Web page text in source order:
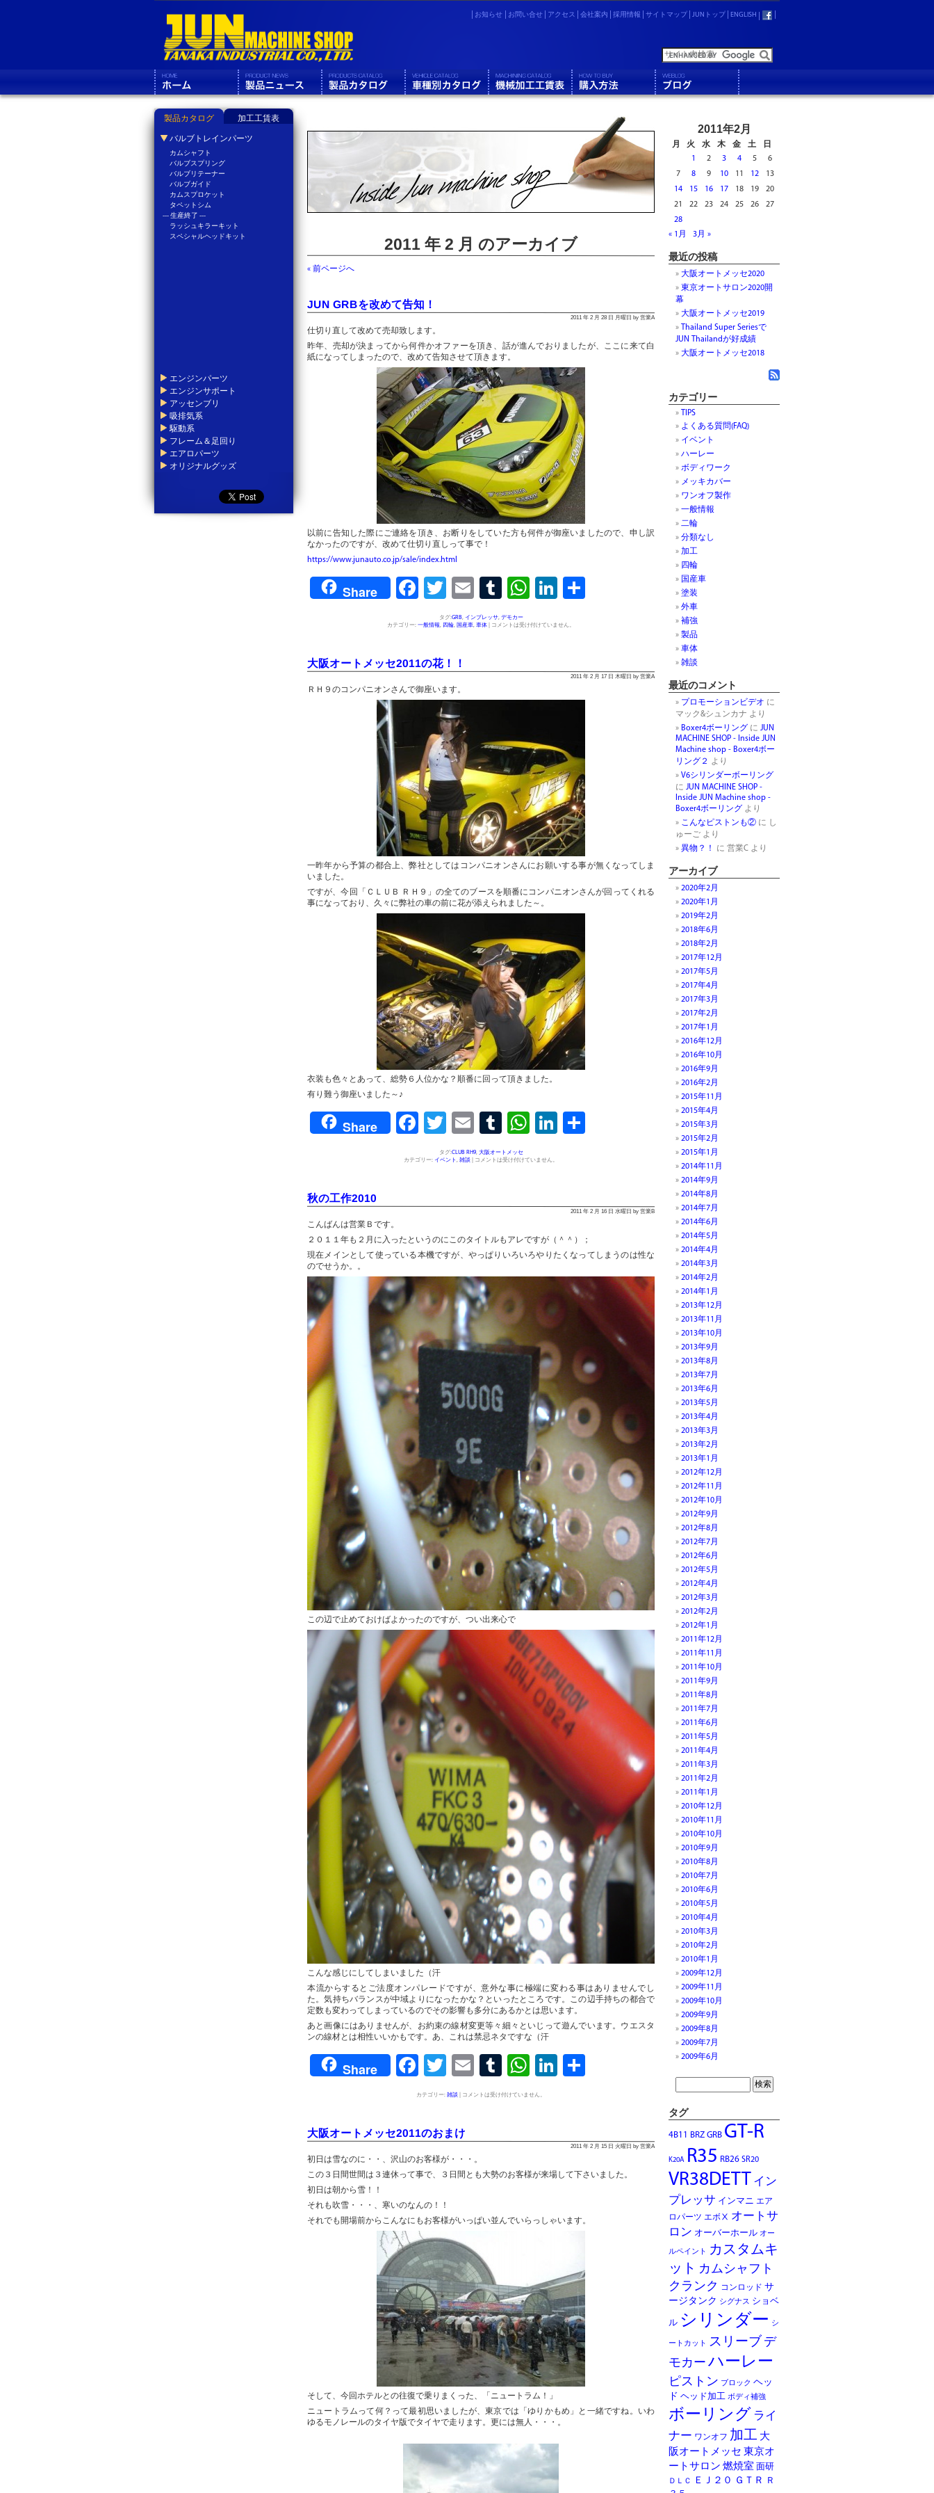
お知らせ お問い合せ アクセス 会社案内 採用情報 サイトマップ JUNトップ ENGLISH
2011 年 2 月 のアーカイブ
« 前ページへ
JUN GRBを改めて告知！
2011 年 2 月 28 日 月曜日 by 営業A
仕切り直して改めて売却致します。
昨年、売却が決まってから何件かオファーを頂き、話が進んでおりましたが、ここに来て白
紙になってしまったので、改めて告知させて頂きます。
以前に告知した際にご連絡を頂き、お断りをしていた方も何件が御座いましたので、申し訳
なかったのですが、改めて仕切り直しって事で！
https://www.junauto.co.jp/sale/index.html
Share Facebook
Twitter
EmailTumblrWhatsApp
LinkedIn
タグ:GRB, インプレッサ, デモカー
カテゴリー: 一般情報, 四輪, 国産車, 車体 コメントは受け付けていません。
大阪オートメッセ2011の花！！
2011 年 2 月 17 日 木曜日 by 営業A
ＲＨ９のコンパニオンさんで御座います。
一昨年から予算の都合上、弊社としてはコンパニオンさんにお願いする事が無くなってしま
いました。
ですが、今回「ＣＬＵＢ ＲＨ９」の全てのブースを順番にコンパニオンさんが回ってくれる
事になっており、久々に弊社の車の前に花が添えられました～。
衣装も色々とあって、総勢６人位かな？順番に回って頂きました。
有り難う御座いました～♪
Share Facebook
Twitter
EmailTumblrWhatsApp
LinkedIn
タグ:CLUB RH9, 大阪オートメッセ
カテゴリー: イベント , 雑談 コメントは受け付けていません。
秋の工作2010
2011 年 2 月 16 日 水曜日 by 営業B
こんばんは営業Ｂです。
２０１１年も２月に入ったというのにこのタイトルもアレですが（＾＾）；
現在メインとして使っている本機ですが、やっぱりいろいろやりたくなってしまうのは性な
のでせうか。。
この辺で止めておけばよかったのですが、つい出来心で
こんな感じにしてしまいました（汗
本流からするとご法度オンパレードですが、意外な事に極端に変わる事はありませんでし
た。気持ちバランスが中域よりになったかな？といったところです。この辺手持ちの都合で
定数も変わってしまっているのでその影響も多分にあるかとは思います。
あと画像にはありませんが、お約束の線材変更等々細々といじって遊んでいます。ウエスタ
ンの線材とは相性いいかもです。あ、これは禁忌ネタですな（汗
Share Facebook
Twitter
EmailTumblrWhatsApp
LinkedIn
カテゴリー: 雑談 コメントは受け付けていません。
大阪オートメッセ2011のおまけ
2011 年 2 月 15 日 火曜日 by 営業A
初日は雪なのに・・、沢山のお客様が・・・。
この３日間世間は３連休って事で、３日間とも大勢のお客様が来場して下さいました。
初日は朝から雪！！
それも吹雪・・・、寒いのなんの！！
それでも開場前からこんなにもお客様がいっぱい並んでいらっしゃいます。
そして、今回ホテルとの往復で乗りまくった、「ニュートラム！」
ニュートラムって何？って最初思いましたが、東京では「ゆりかもめ」と一緒ですね。いわ
ゆるモノレールのタイヤ版でタイヤで走ります。更には無人・・・。
2011年2月
月 火 水 木 金 土
日
1
2 3 4 5
6
7
8 9 10 11 12
13
14
15 16 17 18 19
20
21
22 23 24 25 26
27
28
« 1月
3月 »
最近の投稿
大阪オートメッセ2020
東京オートサロン2020開
幕
大阪オートメッセ2019
Thailand Super Seriesで
JUN Thailandが好成績
大阪オートメッセ2018
カテゴリー
TIPS
よくある質問(FAQ)
イベント
ハーレー
ボディワーク
メッキカバー
ワンオフ製作
一般情報
二輪
分類なし
加工
四輪
国産車
塗装
外車
補強
製品
車体
雑談
最近のコメント
プロモーションビデオ に
マック&シュンカナ より
Boxer4ボーリング に JUN
MACHINE SHOP - Inside JUN
Machine shop - Boxer4ボー
リング２ より
V6シリンダーボーリング
に JUN MACHINE SHOP -
Inside JUN Machine shop -
Boxer4ボーリング より
こんなピストンも② に し
ゅーご より
異物？！
に 営業C より
アーカイブ
2020年2月
2020年1月
2019年2月
2018年6月
2018年2月
2017年12月
2017年5月
2017年4月
2017年3月
2017年2月
2017年1月
2016年12月
2016年10月
2016年9月
2016年2月
2015年11月
2015年4月
2015年3月
2015年2月
2015年1月
2014年11月
2014年9月
2014年8月
2014年7月
2014年6月
2014年5月
2014年4月
2014年3月
2014年2月
2014年1月
2013年12月
2013年11月
2013年10月
2013年9月
2013年8月
2013年7月
2013年6月
2013年5月
2013年4月
2013年3月
2013年2月
2013年1月
2012年12月
2012年11月
2012年10月
2012年9月
2012年8月
2012年7月
2012年6月
2012年5月
2012年4月
2012年3月
2012年2月
2012年1月
2011年12月
2011年11月
2011年10月
2011年9月
2011年8月
2011年7月
2011年6月
2011年5月
2011年4月
2011年3月
2011年2月
2011年1月
2010年12月
2010年11月
2010年10月
2010年9月
2010年8月
2010年7月
2010年6月
2010年5月
2010年4月
2010年3月
2010年2月
2010年1月
2009年12月
2009年11月
2009年10月
2009年9月
2009年8月
2009年7月
2009年6月
タグ
4B11 BRZ GRB GT-R
K20A R35 RB26 SR20
VR38DETT イン
プレッサ インマニ エア
ロパーツ エボⅩ オートサ
ロン オーバーホール オー
ルペイント
カスタムキ
ット カムシャフト
クランク コンロッド サ
ージタンク シグナス ショベ
ル シリンダー シ
ートカット スリーブ デ
モカー ハーレー
ピストン ブロック ヘッ
ド ヘッド加工 ボディ補強
ボーリング ライ
ナー ワンオフ 加工 大
阪オートメッセ 東京オ
ートサロン 燃焼室 面研
ＤＬＣ ＥＪ２０ ＧＴＲ
Ｒ
製品カタログ 加工工賃表
バルブトレインパーツ
カムシャフト
バルブスプリング
バルブリテーナー
バルブガイド
カムスプロケット
タペットシム
--- 生産終了 ---
ラッシュキラーキット
スペシャルヘッドキット
エンジンパーツ
エンジンサポート
アッセンブリ
吸排気系
駆動系
フレーム＆足回り
エアロパーツ
オリジナルグッズ